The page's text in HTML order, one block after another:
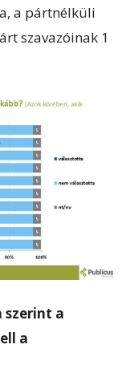
a pártnélküli
szavazóinak 1
szerint a
a